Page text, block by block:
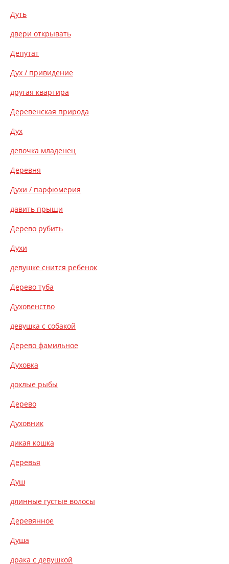
Дуть
двери открывать
Депутат
Дух / привидение
другая квартира
Деревенская природа
Дух
девочка младенец
Деревня
Духи / парфюмерия
давить прыщи
Дерево рубить
Духи
девушке снится ребенок
Дерево туба
Духовенство
девушка с собакой
Дерево фамильное
Духовка
дохлые рыбы
Дерево
Духовник
дикая кошка
Деревья
Душ
длинные густые волосы
Деревянное
Душа
драка с девушкой